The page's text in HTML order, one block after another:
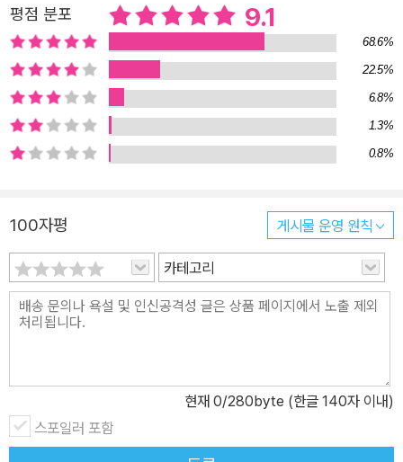
투자를 병행하면서 마련한 41채의 부동산 시스템은 그에게 월급보다
많은 월세, 연봉보다 많은 수익과 보너스를 안겼고, 지긋지긋했던 돈
걱정, 노후 걱정, 자녀양육 걱정으로부터 그를 해방시켜 주었다. 현재
포털사이트 블로그와 카페를 통해 직장인들이 경제적으로 독립하여
행복한 가정생활과 직장생활을 병행할 수 있도록 돕고 있는 저자는,
이 책에서 자신의 투자 내역을 낱낱이 공개하면서 급여 외 소득을 가
‘10년 안에 집 30채를 마련하는 투자법’, ‘1,000만 원으로 할 수 있는
투자처 찾는 법’을 제공한다. “1년 적금 모아 집 1채씩, 10년만 투자하
라!” | 평생 월급을 가져다주는 투자 시스템 만드는 법 | ‘10년 안에 1
0억 만들기’는 이를 모토로 내건 ‘텐인텐’이라는 이름을 가진 재테크
카페가 있을 정도로 재테크를 시작하는 사람들에겐 상징적인 목표가
하는 사람들에겐 그리 먼 미래가 아니라고 말한다. 실제로 그는 10년
보다 더 짧은 기간에 10억보다 많은 자산을 마련했기 때문이다. 특히
저자는 부동산 투자에 대한 오해와 편견을 가지고 있던 시절 자신이
평점 분포 9.1
68.6%
22.5%
6.8%
1.3%
0.8%
100자평 게시물 운영 원칙
카테고리
현재 0/280byte (한글 140자 이내)
스포일러 포함